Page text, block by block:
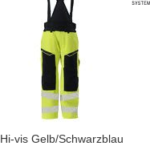
Hi-vis Gelb/Schwarzblau